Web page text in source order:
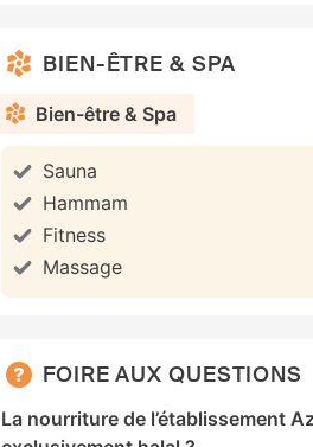
BIEN-ÊTRE & SPA
Bien-être & Spa
Sauna
Hammam
Fitness
Massage
FOIRE AUX QUESTIONS
La nourriture de l’établissement